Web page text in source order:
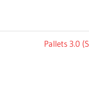
Nächster
Pallets 3.0